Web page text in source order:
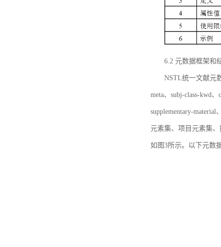
6.2 元数据框架和
NSTL统一文献元
meta、subj-class-kwd
supplementary-
元素集、项目元素集
如图3所示。以下元数